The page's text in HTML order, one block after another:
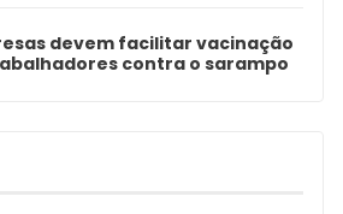
devem facilitar vacinação
contra o sarampo